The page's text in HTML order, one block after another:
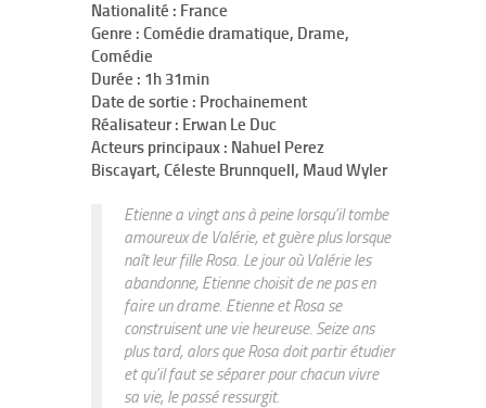
Nationalité : France
Genre : Comédie dramatique, Drame,
Comédie
Durée : 1h 31min
Date de sortie : Prochainement
Réalisateur : Erwan Le Duc
Acteurs principaux : Nahuel Perez
Biscayart, Céleste Brunnquell, Maud Wyler
Etienne a vingt ans à peine lorsqu’il tombe
amoureux de Valérie, et guère plus lorsque
naît leur fille Rosa. Le jour où Valérie les
abandonne, Etienne choisit de ne pas en
faire un drame. Etienne et Rosa se
construisent une vie heureuse. Seize ans
plus tard, alors que Rosa doit partir étudier
et qu’il faut se séparer pour chacun vivre
sa vie, le passé ressurgit.